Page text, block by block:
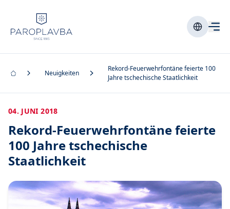
Neuigkeiten
Rekord-Feuerwehrfontäne feierte 100
Jahre tschechische Staatlichkeit
04. JUNI 2018
Rekord-Feuerwehrfontäne feierte
100 Jahre tschechische
Staatlichkeit